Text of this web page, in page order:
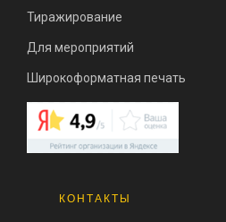
Тиражирование
Для мероприятий
Широкоформатная печать
КОНТАКТЫ